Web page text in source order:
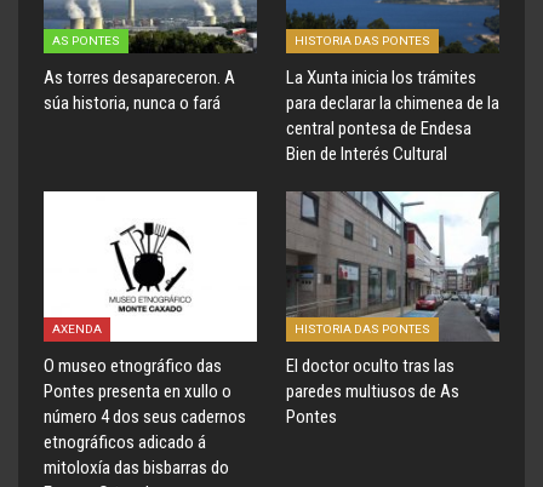
AS PONTES
As torres desapareceron. A
súa historia, nunca o fará
HISTORIA DAS PONTES
La Xunta inicia los trámites
para declarar la chimenea de la
central pontesa de Endesa
Bien de Interés Cultural
AXENDA
O museo etnográfico das
Pontes presenta en xullo o
número 4 dos seus cadernos
etnográficos adicado á
mitoloxía das bisbarras do
HISTORIA DAS PONTES
El doctor oculto tras las
paredes multiusos de As
Pontes